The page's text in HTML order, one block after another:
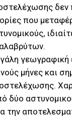
δεν
που
μήνες και
δύο
την